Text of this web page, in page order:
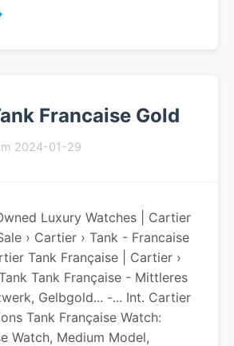
Francaise Gold
2024-01-29
Luxury Watches | Cartier
› Cartier › Tank - Francaise
Tank Française | Cartier ›
Tank Française - Mittleres
Gelbgold... -... Int. Cartier
Tank Française Watch:
Watch, Medium Model,